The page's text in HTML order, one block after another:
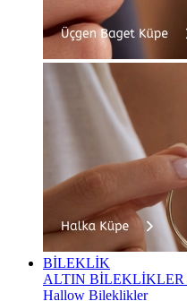
BİLEKLİK
ALTIN BİLEKLİKLER
Hallow Bileklikler